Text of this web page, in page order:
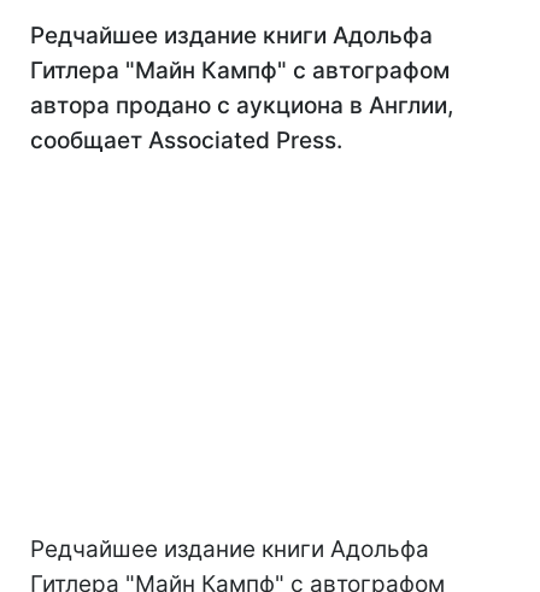
Редчайшее издание книги Адольфа
Гитлера "Майн Кампф" с автографом
автора продано с аукциона в Англии,
сообщает Associated Press.
Редчайшее издание книги Адольфа
Гитлера "Майн Кампф" с автографом